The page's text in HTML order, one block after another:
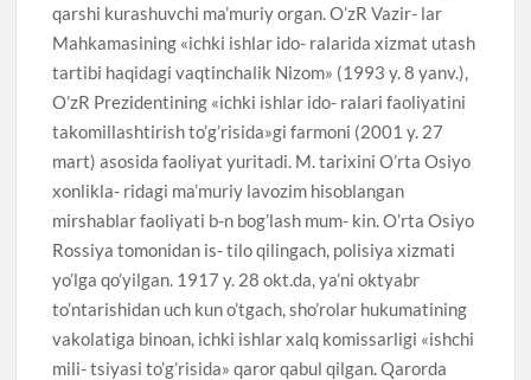
qarshi kurashuvchi ma’muriy organ. O’zR Vazir- lar
Mahkamasining «ichki ishlar ido- ralarida xizmat utash
tartibi haqidagi vaqtinchalik Nizom» (1993 y. 8 yanv.),
O’zR Prezidentining «ichki ishlar ido- ralari faoliyatini
takomillashtirish to’g’risida»gi farmoni (2001 y. 27
mart) asosida faoliyat yuritadi. M. tarixini O’rta Osiyo
xonlikla- ridagi ma’muriy lavozim hisoblangan
mirshablar faoliyati b-n bog’lash mum- kin. O’rta Osiyo
Rossiya tomonidan is- tilo qilingach, polisiya xizmati
yo’lga qo’yilgan. 1917 y. 28 okt.da, ya’ni oktyabr
to’ntarishidan uch kun o’tgach, sho’rolar hukumatining
vakolatiga binoan, ichki ishlar xalq komissarligi «ishchi
mili- tsiyasi to’g’risida» qaror qabul qilgan. Qarorda